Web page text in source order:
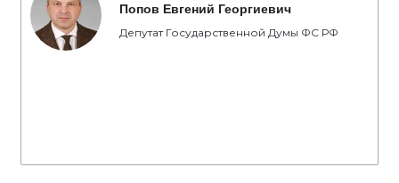
Попов Евгений Георгиевич
Депутат Государственной Думы ФС РФ